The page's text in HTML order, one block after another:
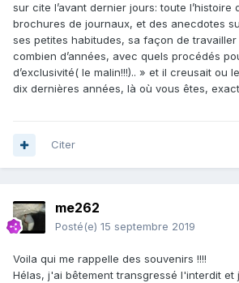
sur cite l’avant dernier jours: toute l’histoire
brochures de journaux, et des anecdotes
ses petites habitudes, sa façon de
combien d’années, avec quels procédés
d’exclusivité( le malin!!!).. » et il creusait ou
dix dernières années, là où vous êtes,
Citer
me262
Posté(e) 15 septembre 2019
Voila qui me rappelle des souvenirs !!!!
Hélas, j'ai bêtement transgressé l'interdit et